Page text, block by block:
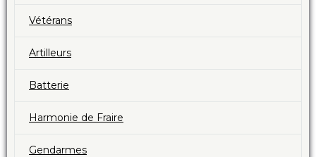
Vétérans
Artilleurs
Batterie
Harmonie de Fraire
Gendarmes